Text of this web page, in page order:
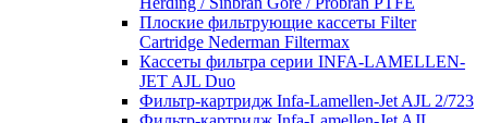
Плоские фильтрующие кассеты Filter
Cartridge Nederman Filtermax
Кассеты фильтра серии INFA-LAMELLEN-
JET AJL Duo
Фильтр-картридж Infa-Lamellen-Jet AJL 2/723